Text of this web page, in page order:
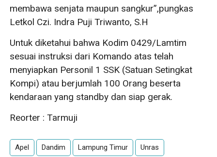
membawa senjata maupun sangkur”,pungkas
Letkol Czi. Indra Puji Triwanto, S.H
Untuk diketahui bahwa Kodim 0429/Lamtim
sesuai instruksi dari Komando atas telah
menyiapkan Personil 1 SSK (Satuan Setingkat
Kompi) atau berjumlah 100 Orang beserta
kendaraan yang standby dan siap gerak.
Reorter : Tarmuji
Apel Dandim Lampung Timur Unras